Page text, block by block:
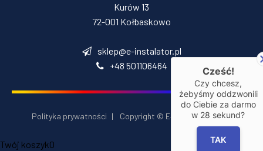
Kurów 13
72-001 Kołbaskowo
sklep@e-instalator.pl
+48 501106464
Polityka prywatności | Copyright © E‑Installator 2026
Twój koszyk0
Cześć!
Czy chcesz,
żebyśmy oddzwonili
do Ciebie za darmo
w 28 sekund?
TAK